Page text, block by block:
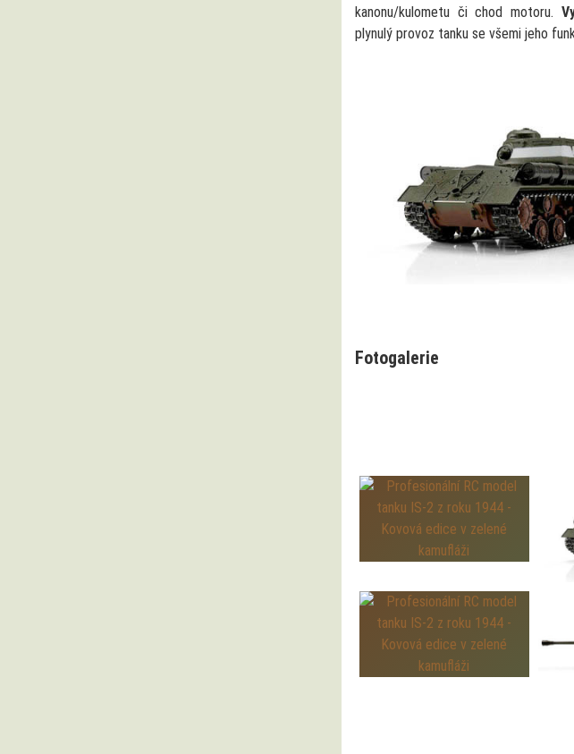
kanonu/kulometu či chod motoru.
plynulý provoz tanku se všemi jeho
Fotogalerie